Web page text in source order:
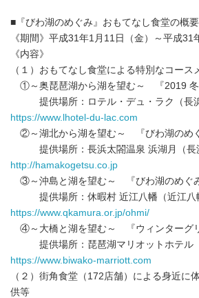
■『びわ湖のめぐみ』おもてなし食堂の概要
《期間》平成31年1月11日（金）～平成31
《内容》
（１）おもてなし食堂による特別なコース
①～奥琵琶湖から湖を望む～ 『2019 冬
提供場所：ロテル・デュ・ラク（長
https://www.lhotel-du-lac.com
②～湖北から湖を望む～ 『びわ湖のめ
提供場所：長浜太閤温泉 浜湖月（長
http://hamakogetsu.co.jp
③～沖島と湖を望む～ 『びわ湖のめぐみ
提供場所：休暇村 近江八幡（近江八
https://www.qkamura.or.jp/ohmi/
④～大橋と湖を望む～ 『ウィンターグリ
提供場所：琵琶湖マリオットホテル
https://www.biwako-marriott.com
（２）街角食堂（172店舗）による身近に
供等